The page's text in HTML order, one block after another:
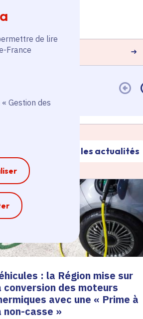
de lire
France
Gestion des
10 communes
savoir plus
Toutes les actualités
active
: la Région mise sur
conversion des moteurs
avec une « Prime à
non-casse »